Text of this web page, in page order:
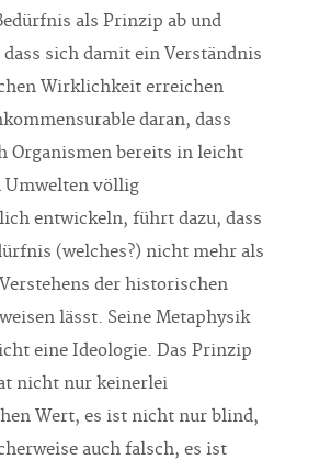
als Prinzip ab und
sich damit ein Verständnis
Wirklichkeit erreichen
daran, dass
Organismen bereits in leicht
Umwelten völlig
entwickeln, führt dazu, dass
(welches?) nicht mehr als
der historischen
lässt. Seine Metaphysik
eine Ideologie. Das Prinzip
nicht nur keinerlei
Wert, es ist nicht nur blind,
auch falsch, es ist